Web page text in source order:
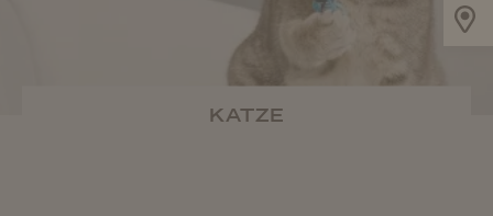
KATZE